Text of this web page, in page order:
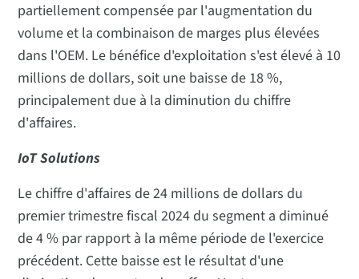
partiellement compensée par l'augmentation du
volume et la combinaison de marges plus élevées
dans l'OEM. Le bénéfice d'exploitation s'est élevé à 10
millions de dollars, soit une baisse de 18 %,
principalement due à la diminution du chiffre
d'affaires.
IoT Solutions
Le chiffre d'affaires de 24 millions de dollars du
premier trimestre fiscal 2024 du segment a diminué
de 4 % par rapport à la même période de l'exercice
précédent. Cette baisse est le résultat d'une